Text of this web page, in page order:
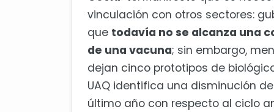
vinculación con otros sectores:
que todavía no se alcanza una
de una vacuna; sin embargo,
dejan cinco prototipos de
UAQ identifica una disminución
último año con respecto al ciclo